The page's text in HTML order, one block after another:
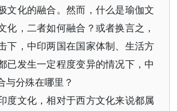
文化的融合。然而，什么是瑜伽文
化，二者如何融合？或者换言之，
下，中印两国在国家体制、生活方
已发生一定程度变异的情况下，中
与分殊在哪里？
文化，相对于西方文化来说都属